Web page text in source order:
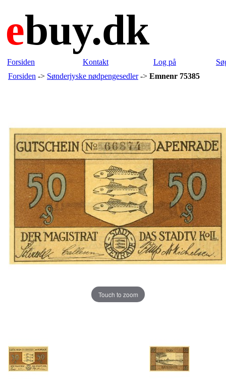
ebuy.dk
Forsiden Kontakt Log på
Forsiden -> Sønderjyske nødpengesedler-> Emnenr 75385
Touch to zoom